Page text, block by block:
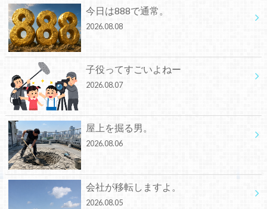
今日は888で通常。
2026.08.08
子役ってすごいよねー
2026.08.07
屋上を掘る男。
2026.08.06
会社が移転しますよ。
2026.08.05